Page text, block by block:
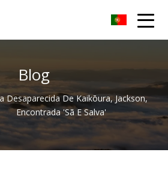
Blog
Desaparecida De Kaikōura, Jackson,
Encontrada 'sã E Salva'